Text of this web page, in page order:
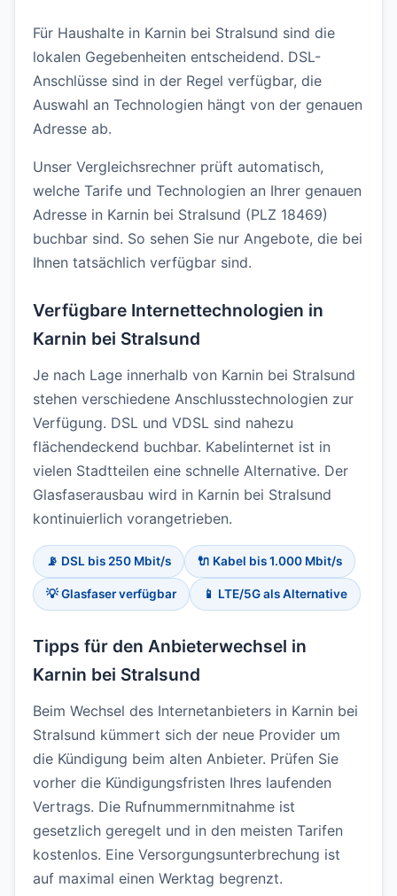
Für Haushalte in Karnin bei Stralsund sind die
lokalen Gegebenheiten entscheidend. DSL-
Anschlüsse sind in der Regel verfügbar, die
Auswahl an Technologien hängt von der genauen
Adresse ab.
Unser Vergleichsrechner prüft automatisch,
welche Tarife und Technologien an Ihrer genauen
Adresse in Karnin bei Stralsund (PLZ 18469)
buchbar sind. So sehen Sie nur Angebote, die bei
Ihnen tatsächlich verfügbar sind.
Verfügbare Internettechnologien in
Karnin bei Stralsund
Je nach Lage innerhalb von Karnin bei Stralsund
stehen verschiedene Anschlusstechnologien zur
Verfügung. DSL und VDSL sind nahezu
flächendeckend buchbar. Kabelinternet ist in
vielen Stadtteilen eine schnelle Alternative. Der
Glasfaserausbau wird in Karnin bei Stralsund
kontinuierlich vorangetrieben.
📡 DSL bis 250 Mbit/s 🔌 Kabel bis 1.000 Mbit/s
💡 Glasfaser verfügbar 📱 LTE/5G als Alternative
Tipps für den Anbieterwechsel in
Karnin bei Stralsund
Beim Wechsel des Internetanbieters in Karnin bei
Stralsund kümmert sich der neue Provider um
die Kündigung beim alten Anbieter. Prüfen Sie
vorher die Kündigungsfristen Ihres laufenden
Vertrags. Die Rufnummernmitnahme ist
gesetzlich geregelt und in den meisten Tarifen
kostenlos. Eine Versorgungsunterbrechung ist
auf maximal einen Werktag begrenzt.